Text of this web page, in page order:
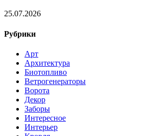
25.07.2026
Рубрики
Арт
Архитектура
Биотопливо
Ветрогенераторы
Ворота
Декор
Заборы
Интересное
Интерьер